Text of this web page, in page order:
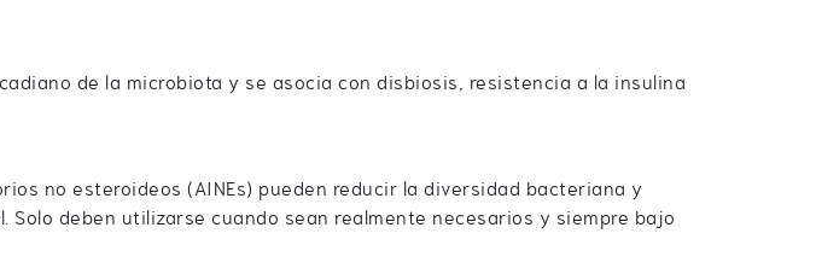
de la microbiota y se asocia con disbiosis, resistencia a la insulina
no esteroideos (AINEs) pueden reducir la diversidad bacteriana y
deben utilizarse cuando sean realmente necesarios y siempre bajo